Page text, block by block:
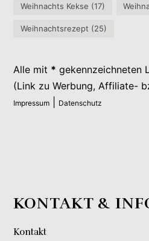
Weihnachts Kekse (17)
Weihnachtsrezept (25)
Alle mit * gekennzeichneten
(Link zu Werbung, Affiliate-
Impressum Datenschutz
KONTAKT &
Kontakt